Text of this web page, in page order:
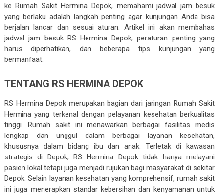
ke Rumah Sakit Hermina Depok, memahami jadwal jam besuk
yang berlaku adalah langkah penting agar kunjungan Anda bisa
berjalan lancar dan sesuai aturan. Artikel ini akan membahas
jadwal jam besuk RS Hermina Depok, peraturan penting yang
harus diperhatikan, dan beberapa tips kunjungan yang
bermanfaat.
TENTANG RS HERMINA DEPOK
RS Hermina Depok merupakan bagian dari jaringan Rumah Sakit
Hermina yang terkenal dengan pelayanan kesehatan berkualitas
tinggi. Rumah sakit ini menawarkan berbagai fasilitas medis
lengkap dan unggul dalam berbagai layanan kesehatan,
khususnya dalam bidang ibu dan anak. Terletak di kawasan
strategis di Depok, RS Hermina Depok tidak hanya melayani
pasien lokal tetapi juga menjadi rujukan bagi masyarakat di sekitar
Depok. Selain layanan kesehatan yang komprehensif, rumah sakit
ini juga menerapkan standar kebersihan dan kenyamanan untuk